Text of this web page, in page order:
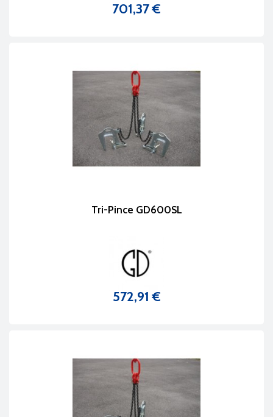
Prix
701,37 €
Tri-Pince GD600SL
Prix
572,91 €